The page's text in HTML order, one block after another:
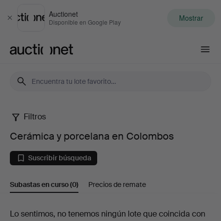
Cerrar
Auctionet
Disponible en Google Play Mostrar
Cerámica
porcelana
en
Filtros
Cerámica y porcelana en Colombos
Suscribir búsqueda
Subastas en curso(0) Precios de remate
Subastas
Lo sentimos, no tenemos ningún lote que coincida con